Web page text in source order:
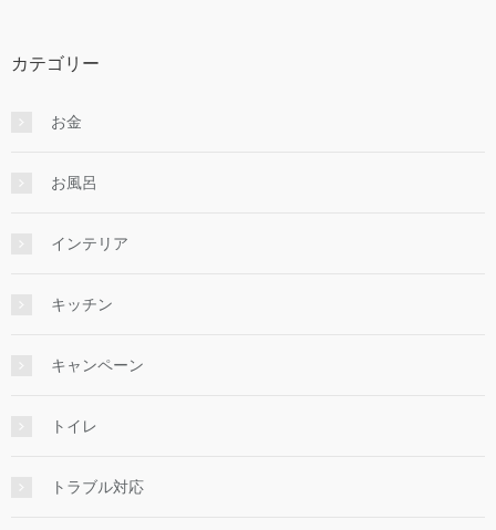
カテゴリー
お金
お風呂
インテリア
キッチン
キャンペーン
トイレ
トラブル対応